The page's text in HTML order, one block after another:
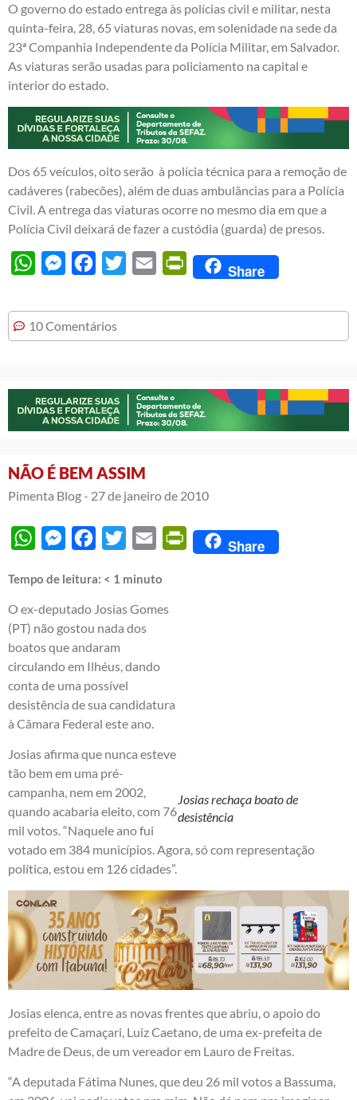
O governo do estado entrega às polícias civil e militar, nesta
quinta-feira, 28, 65 viaturas novas, em solenidade na sede da
23ª Companhia Independente da Polícia Militar, em Salvador.
As viaturas serão usadas para policiamento na capital e
interior do estado.
Dos 65 veículos, oito serão à polícia técnica para a remoção de
cadáveres (rabecões), além de duas ambulâncias para a Polícia
Civil. A entrega das viaturas ocorre no mesmo dia em que a
Polícia Civil deixará de fazer a custódia (guarda) de presos.
WhatsAppMessengerFacebook
Twitter Email PrintFriendly
Share
10 Comentários
NÃO É BEM ASSIM
Pimenta Blog - 27 de janeiro de 2010
WhatsAppMessengerFacebook
Twitter Email PrintFriendly
Share
Tempo de leitura: < 1 minuto
Josias rechaça boato de
desistência
O ex-deputado Josias Gomes
(PT) não gostou nada dos
boatos que andaram
circulando em Ilhéus, dando
conta de uma possível
desistência de sua candidatura
à Câmara Federal este ano.
Josias afirma que nunca esteve
tão bem em uma pré-
campanha, nem em 2002,
quando acabaria eleito, com 76
mil votos. “Naquele ano fui
votado em 384 municípios. Agora, só com representação
política, estou em 126 cidades”.
Josias elenca, entre as novas frentes que abriu, o apoio do
prefeito de Camaçari, Luiz Caetano, de uma ex-prefeita de
Madre de Deus, de um vereador em Lauro de Freitas.
“A deputada Fátima Nunes, que deu 26 mil votos a Bassuma,